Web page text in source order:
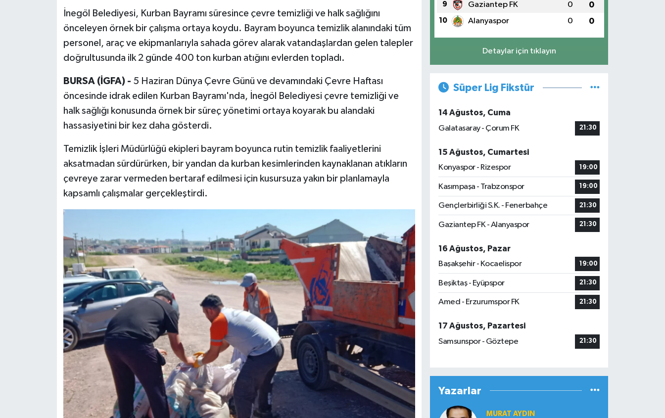
İnegöl Belediyesi, Kurban Bayramı süresince çevre temizliği ve halk sağlığını
önceleyen örnek bir çalışma ortaya koydu. Bayram boyunca temizlik alanındaki tüm
personel, araç ve ekipmanlarıyla sahada görev alarak vatandaşlardan gelen talepler
doğrultusunda ilk 2 günde 400 ton kurban atığını evlerden topladı.
BURSA (İGFA) - 5 Haziran Dünya Çevre Günü ve devamındaki Çevre Haftası
öncesinde idrak edilen Kurban Bayramı'nda, İnegöl Belediyesi çevre temizliği ve
halk sağlığı konusunda örnek bir süreç yönetimi ortaya koyarak bu alandaki
hassasiyetini bir kez daha gösterdi.
Temizlik İşleri Müdürlüğü ekipleri bayram boyunca rutin temizlik faaliyetlerini
aksatmadan sürdürürken, bir yandan da kurban kesimlerinden kaynaklanan atıkların
çevreye zarar vermeden bertaraf edilmesi için kusursuza yakın bir planlamayla
kapsamlı çalışmalar gerçekleştirdi.
9 Gaziantep FK 0 0
10 Alanyaspor 0 0
Detaylar için tıklayın
Süper Lig Fikstür
14 Ağustos, Cuma
Galatasaray - Çorum FK
21:30
15 Ağustos, Cumartesi
Konyaspor - Rizespor
19:00
Kasımpaşa - Trabzonspor 19:00
Gençlerbirliği S.K. - Fenerbahçe 21:30
Gaziantep FK - Alanyaspor 21:30
16 Ağustos, Pazar
Başakşehir - Kocaelispor
19:00
Beşiktaş - Eyüpspor 21:30
Amed - Erzurumspor FK 21:30
17 Ağustos, Pazartesi
Samsunspor - Göztepe
21:30
Yazarlar
MURAT AYDIN